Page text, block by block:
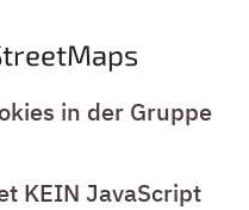
in der Gruppe
KEIN JavaScript